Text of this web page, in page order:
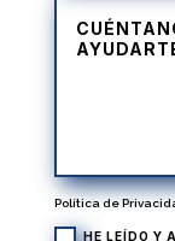
Política de
HE LEÍDO Y